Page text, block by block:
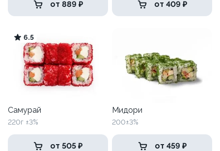
от 889 ₽ от 409 ₽
6.5
Самурай
220г ±3%
от 505 ₽
Мидори
200±3%
от 459 ₽